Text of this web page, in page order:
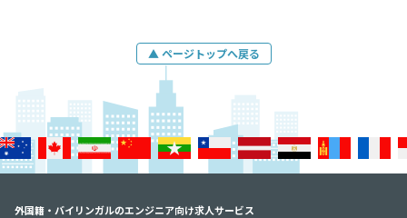
▲ ページトップへ戻る
外国籍・バイリンガルのエンジニア向け求人サービス